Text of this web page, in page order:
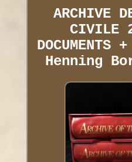
ARCHIVE
CIVILE 2
DOCUMENTS
Henning